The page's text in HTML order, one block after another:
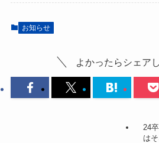
お知らせ
よかったらシェア
24
は